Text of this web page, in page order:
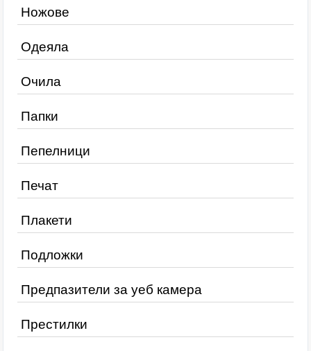
Ножове
Одеяла
Очила
Папки
Пепелници
Печат
Плакети
Подложки
Предпазители за уеб камера
Престилки